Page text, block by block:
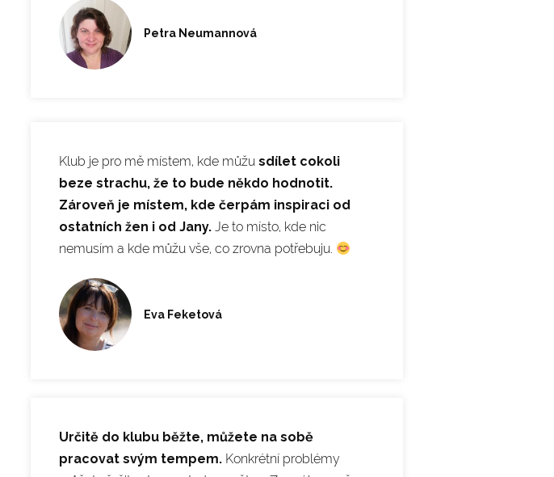
Petra Neumannová
Klub je pro mě místem, kde můžusdílet cokoli
beze strachu, že to bude někdo hodnotit.
Zároveň je místem, kde čerpám inspiraci od
ostatních žen i od Jany. Je to místo, kde nic
nemusím a kde můžu vše, co zrovna potřebuju.
Eva Feketová
Určitě do klubu běžte, můžete na sobě
pracovat svým tempem. Konkrétní problémy